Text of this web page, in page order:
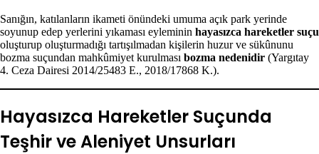
Sanığın, katılanların ikameti önündeki umuma açık park yerinde
soyunup edep yerlerini yıkaması eyleminin hayasızca hareketler suçu
oluşturup oluşturmadığı tartışılmadan kişilerin huzur ve sükûnunu
bozma suçundan mahkûmiyet kurulması bozma nedenidir (Yargıtay
4. Ceza Dairesi 2014/25483 E., 2018/17868 K.).
Hayasızca Hareketler Suçunda
Teşhir ve Aleniyet Unsurları